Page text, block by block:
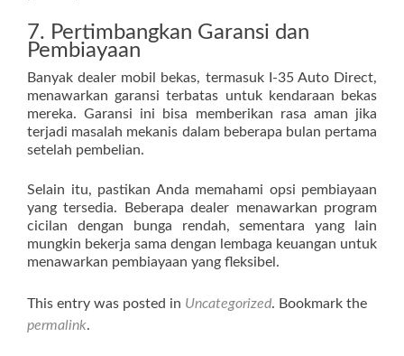
7. Pertimbangkan Garansi dan
Pembiayaan
Banyak dealer mobil bekas, termasuk I-35 Auto Direct,
menawarkan garansi terbatas untuk kendaraan bekas
mereka. Garansi ini bisa memberikan rasa aman jika
terjadi masalah mekanis dalam beberapa bulan pertama
setelah pembelian.
Selain itu, pastikan Anda memahami opsi pembiayaan
yang tersedia. Beberapa dealer menawarkan program
cicilan dengan bunga rendah, sementara yang lain
mungkin bekerja sama dengan lembaga keuangan untuk
menawarkan pembiayaan yang fleksibel.
This entry was posted in Uncategorized. Bookmark the
permalink.